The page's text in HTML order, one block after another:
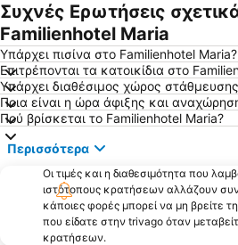
Συχνές Ερωτήσεις
Familienhotel Maria
Υπάρχει πισίνα στο Familienhotel Maria?
Επιτρέπονται τα κατοικίδια στο
Υπάρχει διαθέσιμος χώρος
Ποια είναι η ώρα άφιξης και
Πού βρίσκεται το Familienhotel Maria?
Περισσότερα
Οι τιμές και η διαθεσιμότητα που
ιστότοπους κρατήσεων αλλάζουν
κάποιες φορές μπορεί να μη βρείτε
που είδατε στην trivago όταν
κρατήσεων.